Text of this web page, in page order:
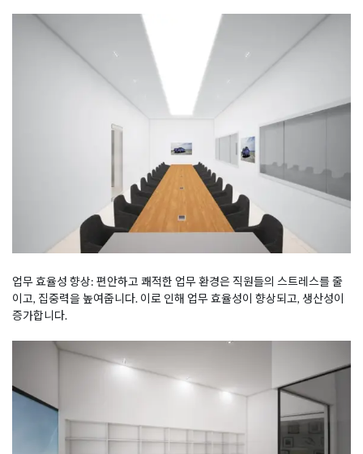
업무 효율성 향상: 편안하고 쾌적한 업무 환경은 직원들의 스트레스를 줄
이고, 집중력을 높여줍니다. 이로 인해 업무 효율성이 향상되고, 생산성이
증가합니다.